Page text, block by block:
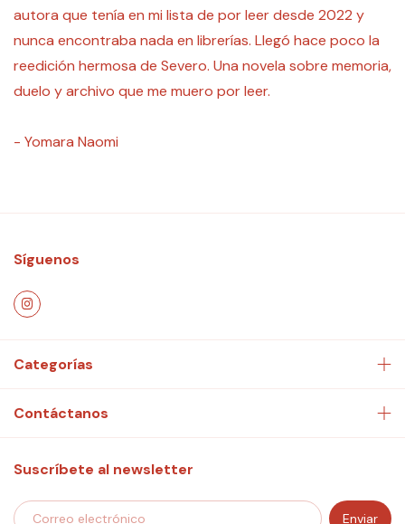
autora que tenía en mi lista de por leer desde 2022 y
nunca encontraba nada en librerías. Llegó hace poco la
reedición hermosa de Severo. Una novela sobre memoria,
duelo y archivo que me muero por leer.
- Yomara Naomi
Síguenos
Categorías
Contáctanos
Suscríbete al newsletter